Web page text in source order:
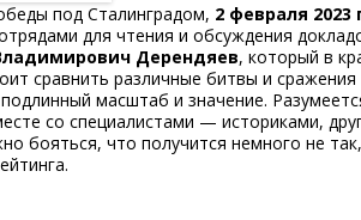
под Сталинградом, 2 февраля 2023
для чтения и обсуждения
Дерендяев, который в
сравнить различные битвы и
масштаб и значение.
со специалистами — историками,
бояться, что получится немного не